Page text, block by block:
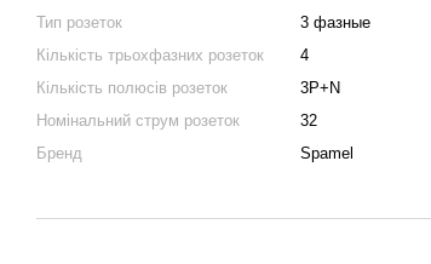
Тип розеток
3 фазные
Кількість трьохфазних розеток
4
Кількість полюсів розеток
3P+N
Номінальний струм розеток
32
Бренд
Spamel